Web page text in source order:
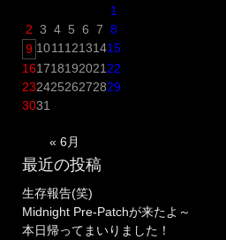
部
が
公
開！
陣】”
1
2 3 4 5 6 7 8
9 1011 12131415
161718192021 22
23242526272829
3031
« 6月
最近の投稿
生存報告(笑)
Midnight Pre-Patchが来たよ～
本日帰ってまいりました！